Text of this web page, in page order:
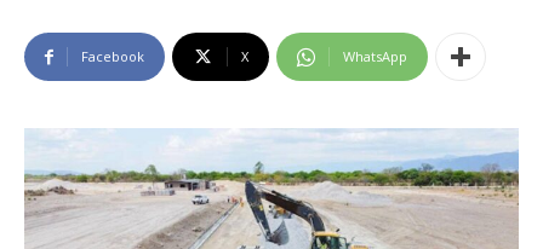
Facebook X WhatsApp